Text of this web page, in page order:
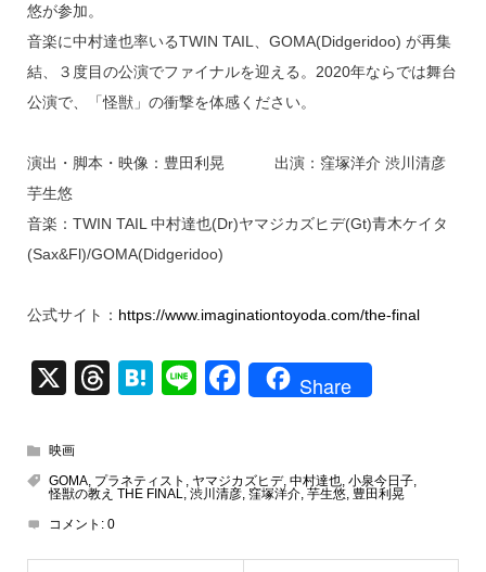
悠が参加。
音楽に中村達也率いるTWIN TAIL、GOMA(Didgeridoo) が再集
結、３度目の公演でファイナルを迎える。2020年ならでは舞台
公演で、「怪獣」の衝撃を体感ください。
演出・脚本・映像：豊田利晃 出演：窪塚洋介 渋川清彦
芋生悠
音楽：TWIN TAIL 中村達也(Dr)ヤマジカズヒデ(Gt)青木ケイタ
(Sax&Fl)/GOMA(Didgeridoo)
公式サイト： https://www.imaginationtoyoda.com/the-final
X
T
a
d
s
H
n
Li
F
e
o
Share
映画
GOMA, プラネティスト ヤマジカズヒデ, 中村達也, 小泉今日子,
怪獣の教え THE FINAL
渋川清彦, 窪塚洋介, 芋生悠, 豊田利晃
コメント: 0